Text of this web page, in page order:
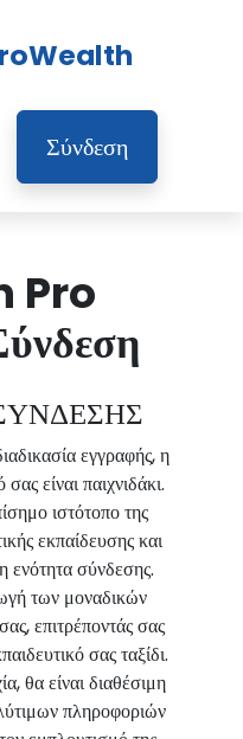
Σύνδεση
Pro
εγγραφής, η
είναι παιχνιδάκι.
ιστότοπο της
εκπαίδευσης και
ενότητα σύνδεσης.
των μοναδικών
επιτρέποντάς σας
σας ταξίδι.
θα είναι διαθέσιμη
πληροφοριών